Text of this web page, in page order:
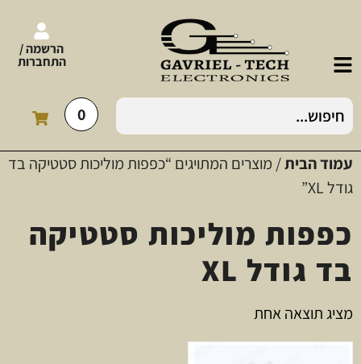
הרשמה /
התחברות
0
עמוד הבית/ מוצרים המתויגים “כפפות מוליכות סטטיקה בד
גודל XL”
כפפות מוליכות סטטיקה
בד גודל XL
מציג תוצאה אחת